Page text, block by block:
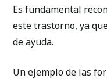
Es fundamental
este trastorno, ya
de ayuda.
Un ejemplo de las